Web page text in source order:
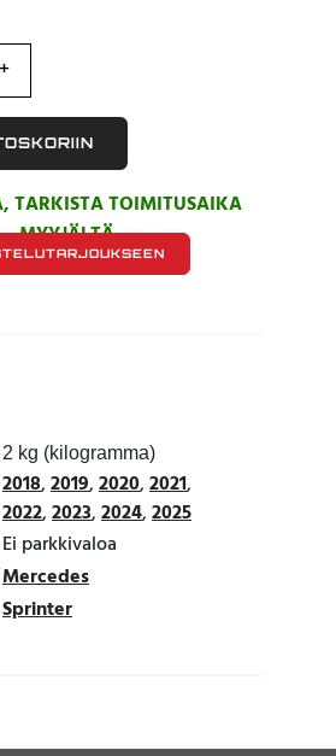
TARKISTA TOIMITUSAIKA
MYYJÄLTÄ
2 kg (kilogramma)
2018,2019,2020,2021,
2022,2023,2024,2025
Ei parkkivaloa
Mercedes
Sprinter